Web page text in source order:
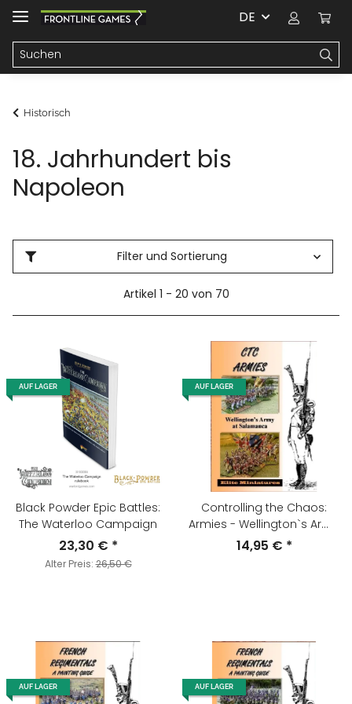
DE
Historisch
18. Jahrhundert bis
Napoleon
Filter und Sortierung
Artikel 1 - 20 von 70
AUF LAGER
Black Powder Epic Battles:
The Waterloo Campaign
23,30 € *
Alter Preis:26,50 €
AUF LAGER
Controlling the Chaos:
Armies - Wellington`s Army
at Salamanca
14,95 € *
AUF LAGER AUF LAGER